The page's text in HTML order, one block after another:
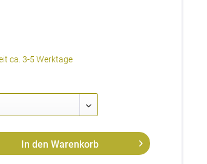
ca. 3-5 Werktage
In den Warenkorb